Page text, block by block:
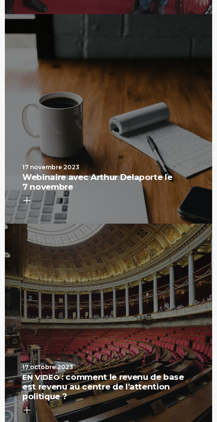
17 novembre 2023
Webinaire avec Arthur Delaporte le
7 novembre
17 octobre 2023
EN VIDEO: comment le revenu de base
est revenu au centre de l’attention
politique ?